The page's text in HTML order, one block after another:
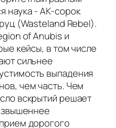
наука - AK-сорок
(Wasteland Rebel).
of Anubis и
кейсы, в том числе
сильнее
выпадения
чем часть. Чем
вскрытий решает
дорогого